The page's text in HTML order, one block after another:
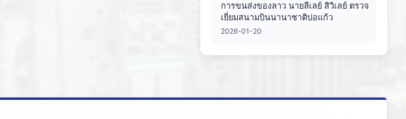
การขนส่งของลาว นายลีเลย์ สิวิเลย์ ตรวจ
เยี่ยมสนามบินนานาชาติบ่อแก้ว
2026-01-20